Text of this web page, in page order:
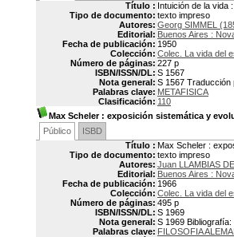
Título : Intuición de la vida
Tipo de documento: texto impreso
Autores: Georg SIMMEL
Editorial: Buenos Aires :
Fecha de publicación: 1950
Colección: Colec. La vida del
Número de páginas: 227 p
ISBN/ISSN/DL: S 1567
Nota general: S 1567 Traducción
Palabras clave: METAFISICA
Clasificación: 110
Max Scheler: exposición sistemática y
Público
ISBD
Título : Max Scheler :
Tipo de documento: texto impreso
Autores: Juan LLAMBIAS
Editorial: Buenos Aires :
Fecha de publicación: 1966
Colección: Colec. La vida del
Número de páginas: 495 p
ISBN/ISSN/DL: S 1969
Nota general: S 1969
Palabras clave: FILOSOFIA